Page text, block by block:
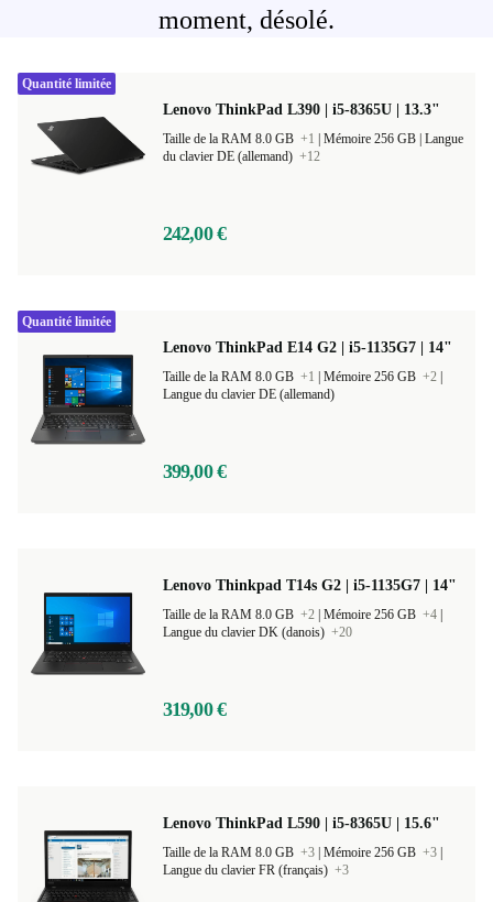
moment, désolé.
Lenovo ThinkPad L390 | i5-8365U | 13.3"
Taille de la RAM 8.0 GB +1
Langue
du clavier DE (allemand) +12
242,00 €
Quantité limitée
Lenovo ThinkPad E14 G2 | i5-1135G7 | 14"
Taille de la RAM 8.0 GB +1 Mémoire 256 GB +2
Langue du clavier DE (allemand)
399,00 €
Quantité limitée
Lenovo Thinkpad T14s G2 | i5-1135G7 | 14"
Taille de la RAM 8.0 GB +2 Mémoire 256 GB +4
Langue du clavier DK (danois) +20
319,00 €
Lenovo ThinkPad L590 | i5-8365U | 15.6"
Taille de la RAM 8.0 GB +3 Mémoire 256 GB +3
Langue du clavier FR (français) +3